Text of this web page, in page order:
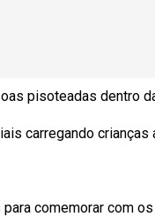
pisoteadas dentro
carregando
comemorar com